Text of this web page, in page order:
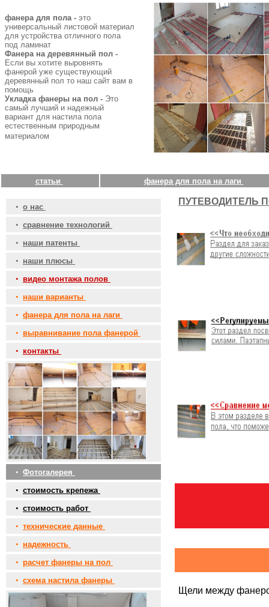
фанера для пола - это
универсальный листовой материал
для устройства отличного пола
под ламинат
Фанера на деревянный пол -
Если вы хотите выровнять
фанерой уже существующий
деревянный пол то наш сайт вам в
помощь
Укладка фанеры на пол - Это
самый лучший и надежный
вариант для настила пола
естественным природным
материалом
статьи фанера для пола на лаги
• о нас
• сравнение технологий
• наши патенты
• наши плюсы
• видео монтажа полов
• наши варианты
• фанера для пола на лаги
• выравнивание пола фанерой
• контакты
• Фотогалерея
• стоимость крепежа
• стоимость работ
• технические данные
• надежность
• расчет фанеры на пол
• схема настила фанеры
ПУТЕВОДИТЕЛЬ
Щели между